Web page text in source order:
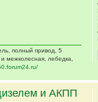
полный привод, 5
межколесная, лебедка,
и АКПП